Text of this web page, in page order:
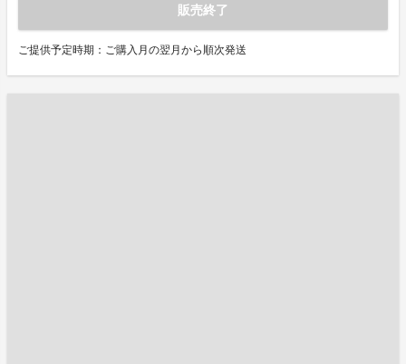
販売終了
ご提供予定時期：ご購入月の翌月から順次発送